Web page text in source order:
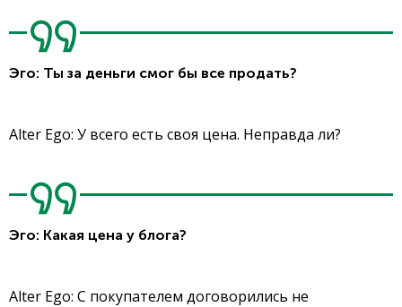
Эго: Ты за деньги смог бы все продать?
Alter Ego: У всего есть своя цена. Неправда ли?
Эго: Какая цена у блога?
Alter Ego: С покупателем договорились не